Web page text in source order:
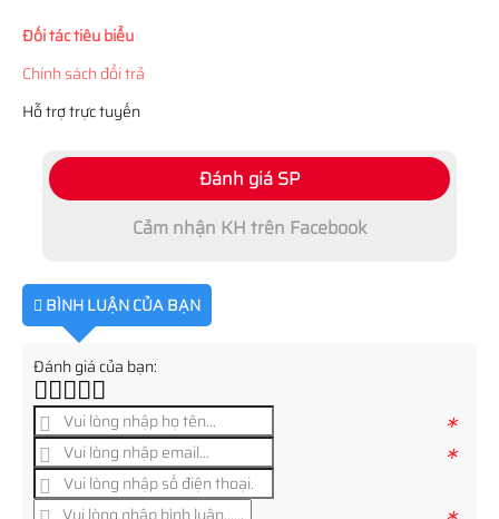
Đối tác tiêu biểu
Chính sách đổi trả
Hỗ trợ trực tuyến
Đánh giá SP
Cảm nhận KH trên Facebook
BÌNH LUẬN CỦA BẠN
Đánh giá của bạn:
*
*